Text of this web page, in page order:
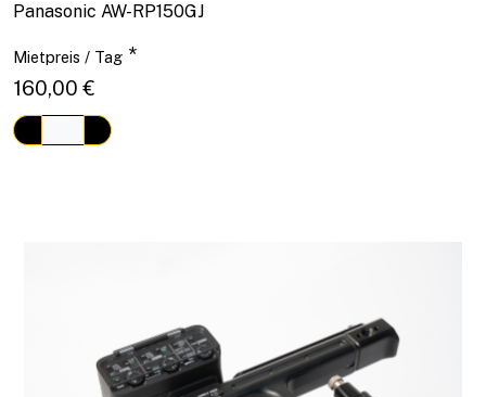
Panasonic AW-RP150GJ
Mietpreis / Tag *
160,00 €